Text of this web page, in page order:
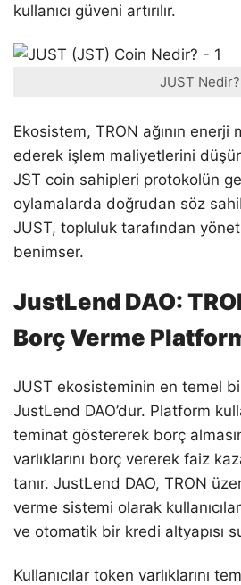
kullanıcı güveni artırılır.
JUST Nedir?
Ekosistem, TRON ağının
ederek işlem maliyetlerini
JST coin sahipleri protokolün
oylamalarda doğrudan söz
JUST, topluluk tarafından
benimser.
JustLend DAO:
Borç Verme
JUST ekosisteminin en temel
JustLend DAO’dur. Platform
teminat göstererek borç
varlıklarını borç vererek faiz
tanır. JustLend DAO, TRON
verme sistemi olarak
ve otomatik bir kredi altyapısı
Kullanıcılar token varlıklarını